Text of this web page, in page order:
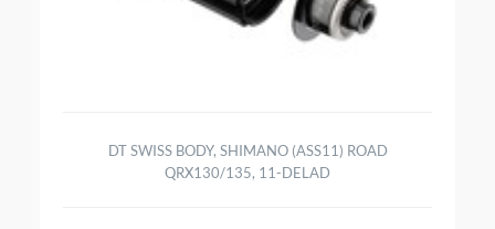
DT SWISS BODY, SHIMANO (ASS11) ROAD
QRX130/135, 11-DELAD